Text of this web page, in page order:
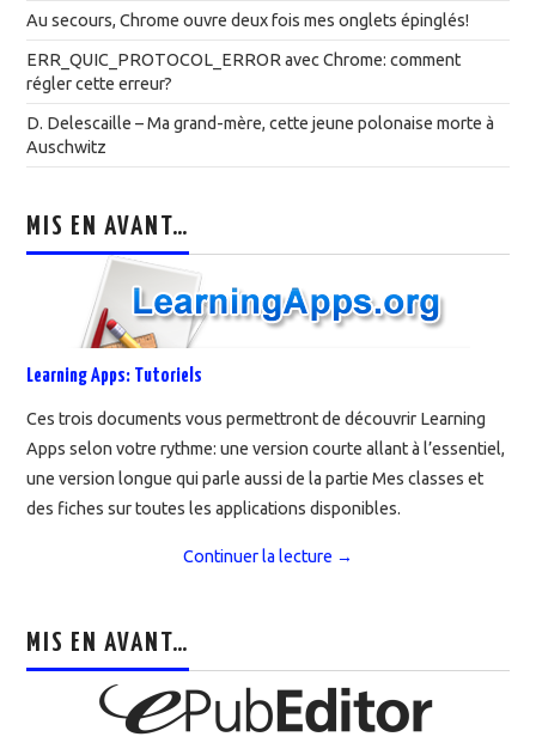
Au secours, Chrome ouvre deux fois mes onglets épinglés!
ERR_QUIC_PROTOCOL_ERROR avec Chrome: comment
régler cette erreur?
D. Delescaille – Ma grand-mère, cette jeune polonaise morte à
Auschwitz
MIS EN AVANT…
Learning Apps: Tutoriels
Ces trois documents vous permettront de découvrir Learning
Apps selon votre rythme: une version courte allant à l’essentiel,
une version longue qui parle aussi de la partie Mes classes et
des fiches sur toutes les applications disponibles.
Continuer la lecture →
MIS EN AVANT…